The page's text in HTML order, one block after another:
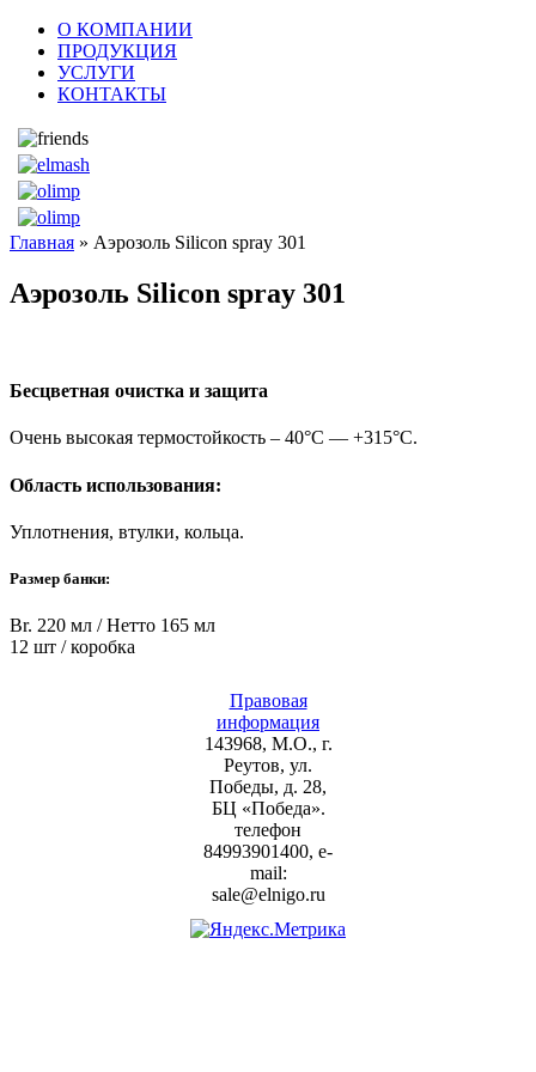
О КОМПАНИИ
ПРОДУКЦИЯ
УСЛУГИ
КОНТАКТЫ
Главная » Аэрозоль Silicon spray 301
Аэрозоль Silicon spray 301
Бесцветная очистка и защита
Очень высокая термостойкость – 40°C — +315°C.
Область использования:
Уплотнения, втулки, кольца.
Размер банки:
Br. 220 мл / Нетто 165 мл
12 шт / коробка
Правовая
информация
143968, М.О., г.
Реутов, ул.
Победы, д. 28,
БЦ «Победа».
телефон
84993901400, e-
mail:
sale@elnigo.ru